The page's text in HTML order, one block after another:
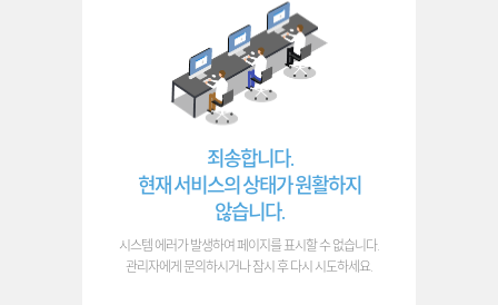
죄송합니다.
현재 서비스의 상태가 원활하지
않습니다.
시스템 에러가 발생하여 페이지를 표시할 수 없습니다.
관리자에게 문의하시거나 잠시 후 다시 시도하세요.